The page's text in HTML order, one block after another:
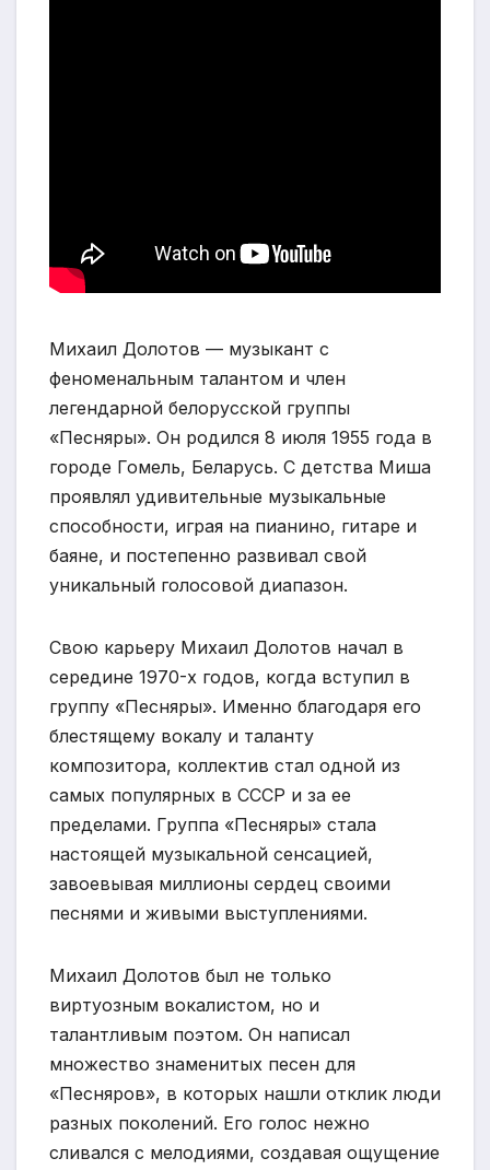
Михаил Долотов — музыкант с
феноменальным талантом и член
легендарной белорусской группы
«Песняры». Он родился 8 июля 1955 года в
городе Гомель, Беларусь. С детства Миша
проявлял удивительные музыкальные
способности, играя на пианино, гитаре и
баяне, и постепенно развивал свой
уникальный голосовой диапазон.
Свою карьеру Михаил Долотов начал в
середине 1970-х годов, когда вступил в
группу «Песняры». Именно благодаря его
блестящему вокалу и таланту
композитора, коллектив стал одной из
самых популярных в СССР и за ее
пределами. Группа «Песняры» стала
настоящей музыкальной сенсацией,
завоевывая миллионы сердец своими
песнями и живыми выступлениями.
Михаил Долотов был не только
виртуозным вокалистом, но и
талантливым поэтом. Он написал
множество знаменитых песен для
«Песняров», в которых нашли отклик люди
разных поколений. Его голос нежно
сливался с мелодиями, создавая ощущение